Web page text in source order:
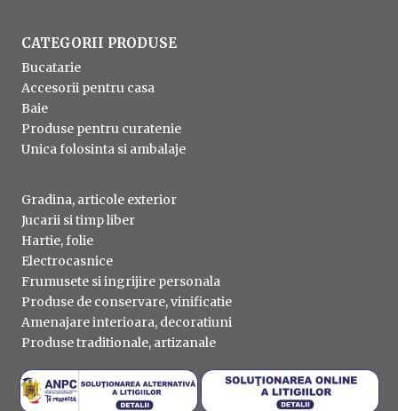
CATEGORII PRODUSE
Bucatarie
Accesorii pentru casa
Baie
Produse pentru curatenie
Unica folosinta si ambalaje
Gradina, articole exterior
Jucarii si timp liber
Hartie, folie
Electrocasnice
Frumusete si ingrijire personala
Produse de conservare, vinificatie
Amenajare interioara, decoratiuni
Produse traditionale, artizanale